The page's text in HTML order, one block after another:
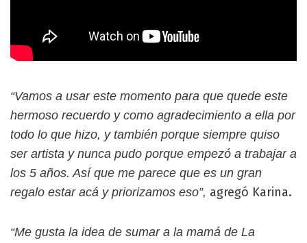
“Vamos a usar este momento para que quede este
hermoso recuerdo y como agradecimiento a ella por
todo lo que hizo, y también porque siempre quiso
ser artista y nunca pudo porque empezó a trabajar a
los 5 años. Así que me parece que es un gran
regalo estar acá y priorizamos eso”, agregó Karina.
“Me gusta la idea de sumar a la mamá de La